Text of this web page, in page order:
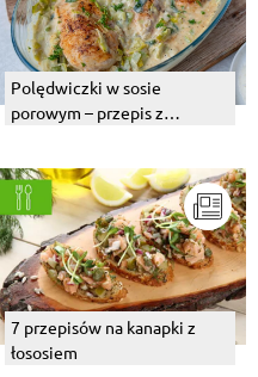
Polędwiczki w sosie
porowym – przepis z
7 przepisów na kanapki z
łososiem